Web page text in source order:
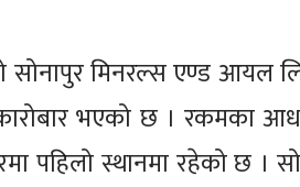
सोनापुर मिनरल्स एण्ड आयल
भएको छ । रकमका
पहिलो स्थानमा रहेको छ ।